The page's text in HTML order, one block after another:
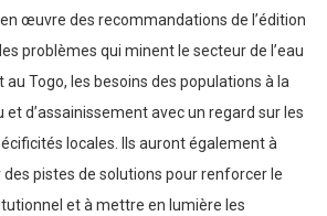
œuvre des recommandations de l’édition
problèmes qui minent le secteur de l’eau
au Togo, les besoins des populations à la
et d’assainissement avec un regard sur les
locales. Ils auront également à
pistes de solutions pour renforcer le
et à mettre en lumière les